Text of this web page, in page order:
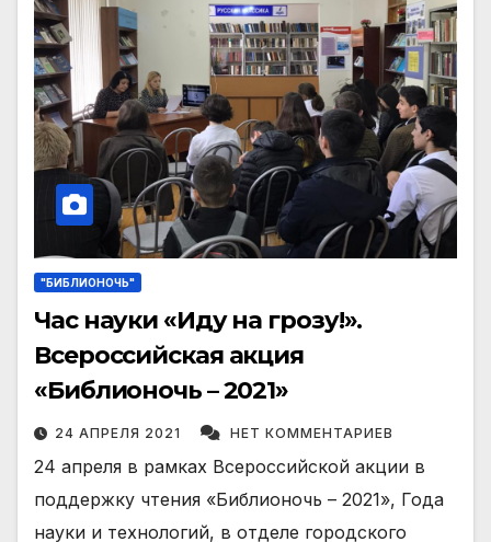
"БИБЛИОНОЧЬ"
Час науки «Иду на грозу!».
Всероссийская акция
«Библионочь – 2021»
24 АПРЕЛЯ 2021 НЕТ КОММЕНТАРИЕВ
24 апреля в рамках Всероссийской акции в
поддержку чтения «Библионочь – 2021», Года
науки и технологий, в отделе городского